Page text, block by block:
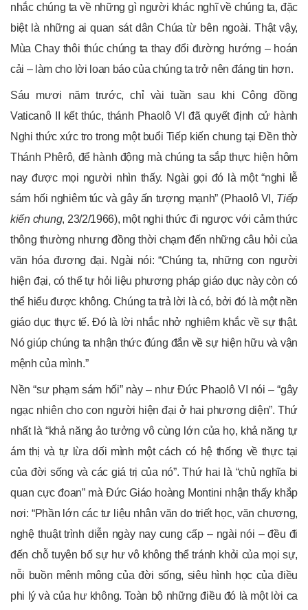
nhắc chúng ta về những gì người khác nghĩ về chúng ta, đặc
biệt là những ai quan sát dân Chúa từ bên ngoài. Thật vậy,
Mùa Chay thôi thúc chúng ta thay đổi đường hướng – hoán
cải – làm cho lời loan báo của chúng ta trở nên đáng tin hơn.
Sáu mươi năm trước, chỉ vài tuần sau khi Công đồng
Vaticanô II kết thúc, thánh Phaolô VI đã quyết định cử hành
Nghi thức xức tro trong một buổi Tiếp kiến chung tại Đền thờ
Thánh Phêrô, để hành động mà chúng ta sắp thực hiện hôm
nay được mọi người nhìn thấy. Ngài gọi đó là một “nghi lễ
sám hối nghiêm túc và gây ấn tượng mạnh” (Phaolô VI, Tiếp
kiến chung, 23/2/1966), một nghi thức đi ngược với cảm thức
thông thường nhưng đồng thời chạm đến những câu hỏi của
văn hóa đương đại. Ngài nói: “Chúng ta, những con người
hiện đại, có thể tự hỏi liệu phương pháp giáo dục này còn có
thể hiểu được không. Chúng ta trả lời là có, bởi đó là một nền
giáo dục thực tế. Đó là lời nhắc nhở nghiêm khắc về sự thật.
Nó giúp chúng ta nhận thức đúng đắn về sự hiện hữu và vận
mệnh của mình.”
Nền “sư phạm sám hối” này – như Đức Phaolô VI nói – “gây
ngạc nhiên cho con người hiện đại ở hai phương diện”. Thứ
nhất là “khả năng ảo tưởng vô cùng lớn của họ, khả năng tự
ám thị và tự lừa dối mình một cách có hệ thống về thực tại
của đời sống và các giá trị của nó”. Thứ hai là “chủ nghĩa bi
quan cực đoan” mà Đức Giáo hoàng Montini nhận thấy khắp
nơi: “Phần lớn các tư liệu nhân văn do triết học, văn chương,
nghệ thuật trình diễn ngày nay cung cấp – ngài nói – đều đi
đến chỗ tuyên bố sự hư vô không thể tránh khỏi của mọi sự,
nỗi buồn mênh mông của đời sống, siêu hình học của điều
phi lý và của hư không. Toàn bộ những điều đó là một lời ca